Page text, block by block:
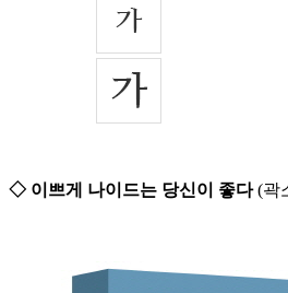
◇ 이쁘게 나이드는 당신이 좋다(곽